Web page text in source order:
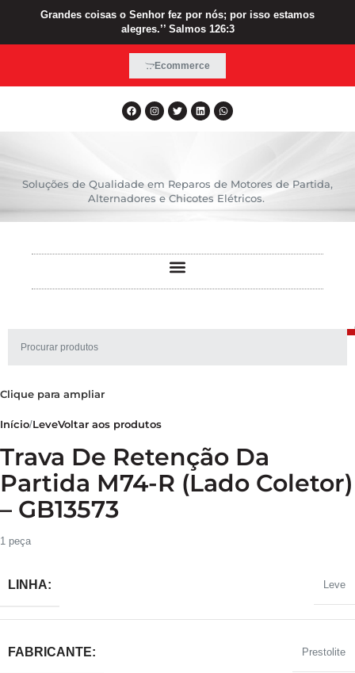
Grandes coisas o Senhor fez por nós; por isso estamos
alegres.’’ Salmos 126:3
Ecommerce
Soluções de Qualidade em Reparos de Motores de Partida,
Alternadores e Chicotes Elétricos.
Clique para ampliar
Início LeveVoltar aos produtos
Trava De Retenção Da
Partida M74-R (Lado Coletor)
– GB13573
1 peça
LINHA: Leve
FABRICANTE: Prestolite